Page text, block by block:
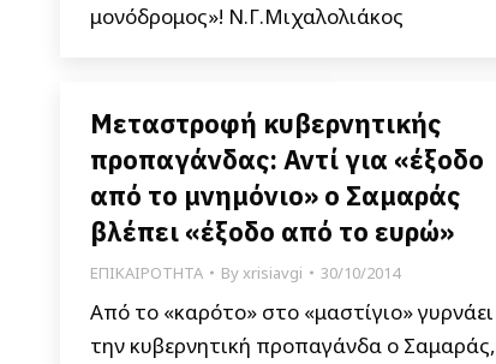
μονόδρομος»! Ν.Γ.Μιχαλολιάκος
Μεταστροφή κυβερνητικής
προπαγάνδας: Αντί για «έξοδο
από το μνημόνιο» ο Σαμαράς
βλέπει «έξοδο από το ευρώ»
ΕΠΙΚΑΙΡΟΤΗΤΑ Byxrisiavgi 30/10/2014
Από το «καρότο» στο «μαστίγιο» γυρνάει
την κυβερνητική προπαγάνδα ο Σαμαράς,